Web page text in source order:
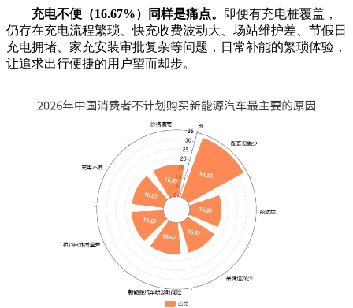
充电不便（16.67%）同样是痛点。
即便有充电桩覆盖，
仍存在充电流程繁琐、快充收费波动大、场站维护差、节假日
充电拥堵、家充安装审批复杂等问题，日常补能的繁琐体验，
让追求出行便捷的用户望而却步。